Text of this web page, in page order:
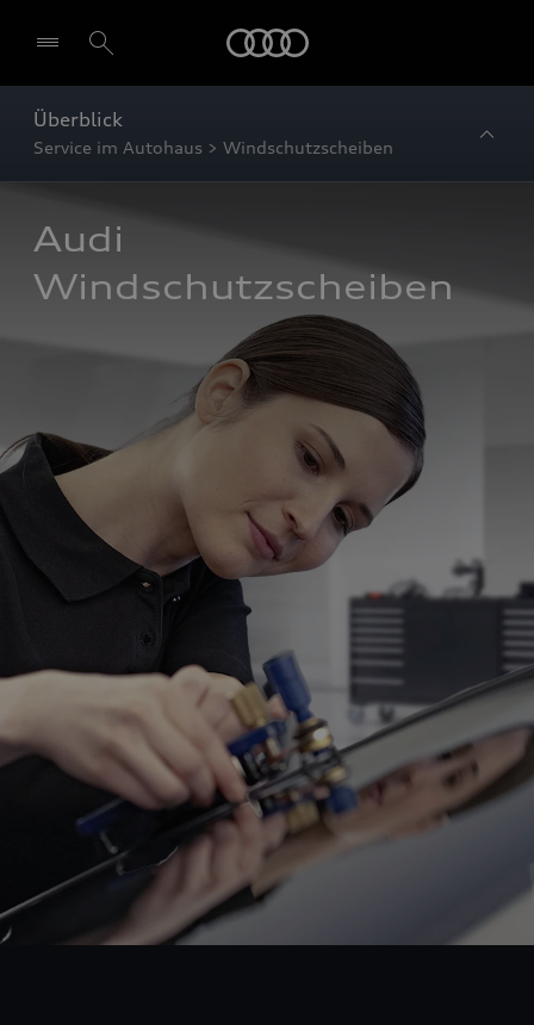
Überblick
Service im Autohaus > Windschutzscheiben
Audi
Windschutzscheiben